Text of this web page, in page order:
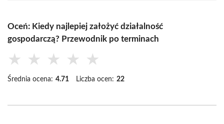
Oceń: Kiedy najlepiej założyć działalność
gospodarczą? Przewodnik po terminach
★ ★ ★ ★ ★
Średnia ocena: 4.71 Liczba ocen: 22